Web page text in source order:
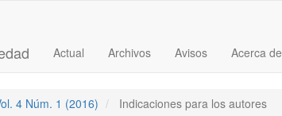
Actual Archivos Avisos Acerca de
4 Núm. 1 (2016) Indicaciones para los autores